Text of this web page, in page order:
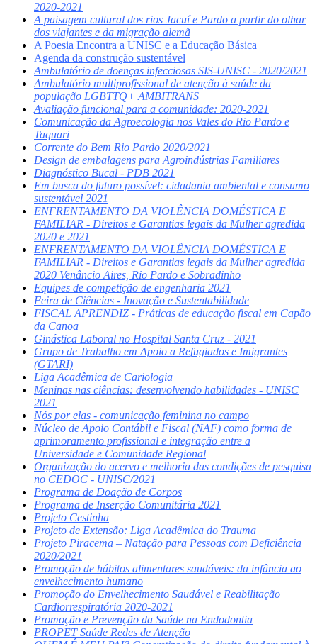
2020-2021
A paisagem cultural dos rios Jacuí e Pardo a partir do olhar
dos viajantes e da migração alemã
A Poesia Encontra a UNISC e a Educação Básica
Agenda da construção sustentável
Ambulatório de doenças infecciosas SIS-UNISC - 2020/2021
Ambulatório multiprofissional de atenção à saúde da
população LGBTTQ+ AMBITRANS
Avaliação funcional para a comunidade: 2020-2021
Comunicação da Agroecologia nos Vales do Rio Pardo e
Taquari
Corrente do Bem Rio Pardo 2020/2021
Design de embalagens para Agroindústrias Familiares
Diagnóstico Bucal - PDB 2021
Em busca do futuro possível: cidadania ambiental e consumo
sustentável 2021
ENFRENTAMENTO DA VIOLÊNCIA DOMÉSTICA E
FAMILIAR - Direitos e Garantias legais da Mulher agredida
2020 e 2021
ENFRENTAMENTO DA VIOLÊNCIA DOMÉSTICA E
FAMILIAR - Direitos e Garantias legais da Mulher agredida
2020 Venâncio Aires, Rio Pardo e Sobradinho
Equipes de competição de engenharia 2021
Feira de Ciências - Inovação e Sustentabilidade
FISCAL APRENDIZ - Práticas de educação fiscal em Capão
da Canoa
Ginástica Laboral no Hospital Santa Cruz - 2021
Grupo de Trabalho em Apoio a Refugiados e Imigrantes
(GTARI)
Liga Acadêmica de Cariologia
Meninas nas ciências: desenvolvendo habilidades - UNISC
2021
Nós por elas - comunicação feminina no campo
Núcleo de Apoio Contábil e Fiscal (NAF) como forma de
aprimoramento profissional e integração entre a
Universidade e Comunidade Regional
Organização do acervo e melhoria das condições de pesquisa
no CEDOC - UNISC/2021
Programa de Doação de Corpos
Programa de Inserção Comunitária 2021
Projeto Cestinha
Projeto de Extensão: Liga Acadêmica do Trauma
Projeto Piracema – Natação para Pessoas com Deficiência
2020/2021
Promoção de hábitos alimentares saudáveis: da infância ao
envelhecimento humano
Promoção do Envelhecimento Saudável e Reabilitação
Cardiorrespiratória 2020-2021
Promoção e Prevenção da Saúde na Endodontia
PROPET Saúde Redes de Atenção